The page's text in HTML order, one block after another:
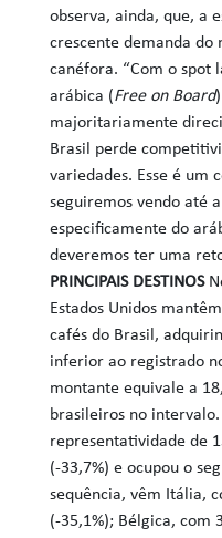
observa, ainda, que, a
crescente demanda do
canéfora. “Com o spot
arábica (Free on Board
majoritariamente
Brasil perde
variedades. Esse é um
seguiremos vendo até
especificamente do
deveremos ter uma
PRINCIPAIS DESTINOS
Estados Unidos
cafés do Brasil,
inferior ao registrado
montante equivale a
brasileiros no
representatividade de
(-33,7%) e ocupou o
sequência, vêm Itália,
(-35,1%); Bélgica, com